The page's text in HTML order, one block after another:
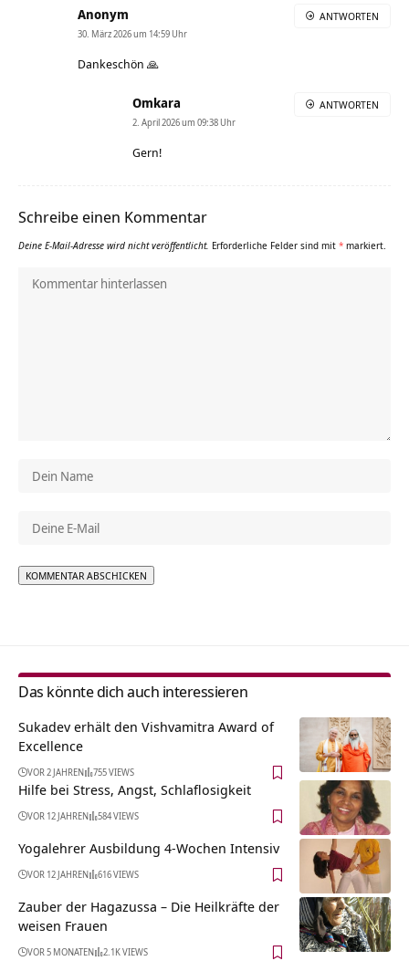
Anonym
30. März 2026 um 14:59 Uhr
Dankeschön 🙏
ANTWORTEN
Omkara
2. April 2026 um 09:38 Uhr
Gern!
ANTWORTEN
Schreibe einen Kommentar
Deine E-Mail-Adresse wird nicht veröffentlicht. Erforderliche Felder sind mit * markiert.
Das könnte dich auch interessieren
Sukadev erhält den Vishvamitra Award of
Excellence
VOR 2 JAHREN 755 VIEWS
Hilfe bei Stress, Angst, Schlaflosigkeit
VOR 12 JAHREN 584 VIEWS
Yogalehrer Ausbildung 4-Wochen Intensiv
VOR 12 JAHREN 616 VIEWS
Zauber der Hagazussa – Die Heilkräfte der
weisen Frauen
VOR 5 MONATEN 2.1K VIEWS